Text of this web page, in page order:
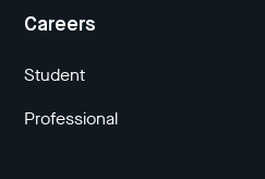
Careers
Student
Professional